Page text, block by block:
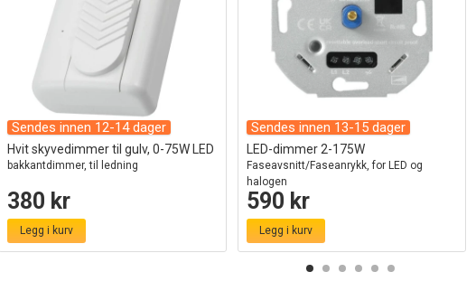
Sendes innen 12-14 dager
Hvit skyvedimmer til gulv, 0-75W LED
bakkantdimmer, til ledning
380 kr
Legg i kurv
Sendes innen 13-15 dager
LED-dimmer 2-175W
Faseavsnitt/Faseanrykk, for LED og
halogen
590 kr
Legg i kurv